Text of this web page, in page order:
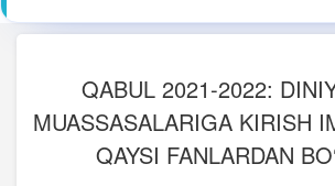
QABUL 2021-2022:
MUASSASALARIGA KIRISH
QAYSI FANLARDAN